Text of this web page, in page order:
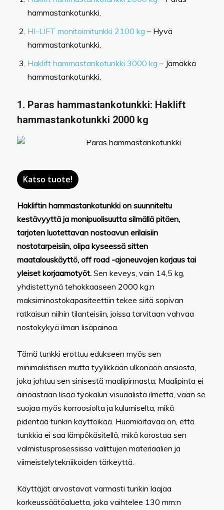
hammastankotunkki.
HI-LIFT monitoimitunkki 2100 kg – Hyvä
hammastankotunkki.
Haklift hammastankotunkki 3000 kg – Jämäkkä
hammastankotunkki.
1. Paras hammastankotunkki: Haklift
hammastankotunkki 2000 kg
Katso tuote!
Hakliftin hammastankotunkki on suunniteltu
kestävyyttä ja monipuolisuutta silmällä pitäen,
tarjoten luotettavan nostoavun erilaisiin
nostotarpeisiin, olipa kyseessä sitten
maatalouskäyttö, off road -ajoneuvojen korjaus tai
yleiset korjaamotyöt. Sen keveys, vain 14,5 kg,
yhdistettynä tehokkaaseen 2000 kg:n
maksiminostokapasiteettiin tekee siitä sopivan
ratkaisun niihin tilanteisiin, joissa tarvitaan vahvaa
nostokykyä ilman lisäpainoa.
Tämä tunkki erottuu edukseen myös sen
minimalistisen mutta tyylikkään ulkonäön ansiosta,
joka johtuu sen sinisestä maalipinnasta. Maalipinta ei
ainoastaan lisää työkalun visuaalista ilmettä, vaan se
suojaa myös korroosiolta ja kulumiselta, mikä
pidentää tunkin käyttöikää. Huomioitavaa on, että
tunkkia ei saa lämpökäsitellä, mikä korostaa sen
valmistusprosessissa valittujen materiaalien ja
viimeistelytekniikoiden tärkeyttä.
Käyttäjät arvostavat varmasti tunkin laajaa
korkeussäätöaluetta, joka vaihtelee 130 mm:n